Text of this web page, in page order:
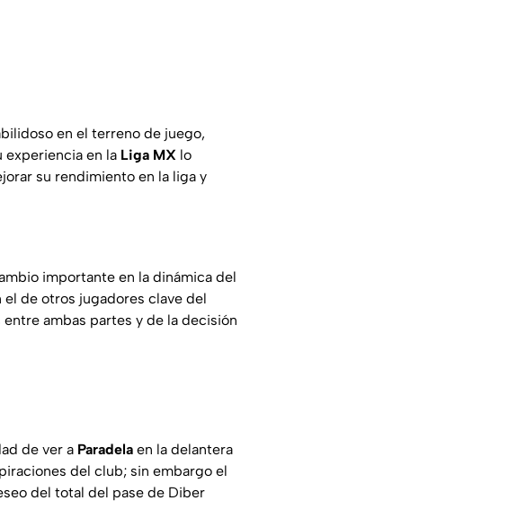
en el terreno de juego,
experiencia en la Liga MX lo
su rendimiento en la liga y
importante en la dinámica del
de otros jugadores clave del
ambas partes y de la decisión
de ver a Paradela en la delantera
del club; sin embargo el
del total del pase de Diber